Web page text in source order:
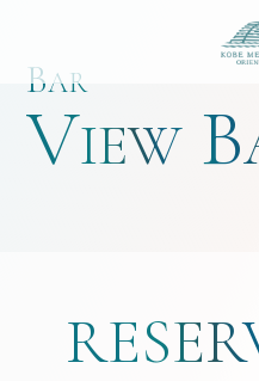
BAR
VIEWB